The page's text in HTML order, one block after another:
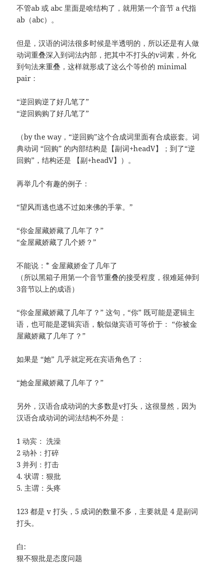
不管ab 或 abc 里面是啥结构了，就用第一个音节 a 代指
ab（abc）。
但是，汉语的词法很多时候是半透明的，所以还是有人做
动词重叠深入到词法内部，把其中不打头的v词素，外化
到句法来重叠，这样就形成了这么个等价的 minimal
pair：
“逆回购逆了好几笔了”
“逆回购购了好几笔了”
（by the way，“逆回购”这个合成词里面有合成嵌套。词
典动词 “回购” 的内部结构是【副词+headV】；到了“逆
回购”，结构还是 【副+headV】）。
再举几个有趣的例子：
“望风而逃也逃不过如来佛的手掌。”
“你金屋藏娇藏了几年了？”
“金屋藏娇藏了几个娇？”
不能说：* 金屋藏娇金了几年了
（所以黑箱子用第一个音节重叠的接受程度，很难延伸到
3音节以上的成语）
“你金屋藏娇藏了几年了？” 这句，“你” 既可能是逻辑主
语，也可能是逻辑宾语，貌似做宾语可等价于： “你被金
屋藏娇藏了几年了？”
如果是 “她” 几乎就定死在宾语角色了：
“她金屋藏娇藏了几年了？”
另外，汉语合成动词的大多数是v打头，这很显然，因为
汉语合成动词的词法结构不外是：
1 动宾： 洗澡
2 动补：打碎
3 并列：打击
4. 状谓：狠批
5. 主谓：头疼
123 都是 v 打头，5 成词的数量不多，主要就是 4 是副词
打头。
白:
狠不狠批是态度问题